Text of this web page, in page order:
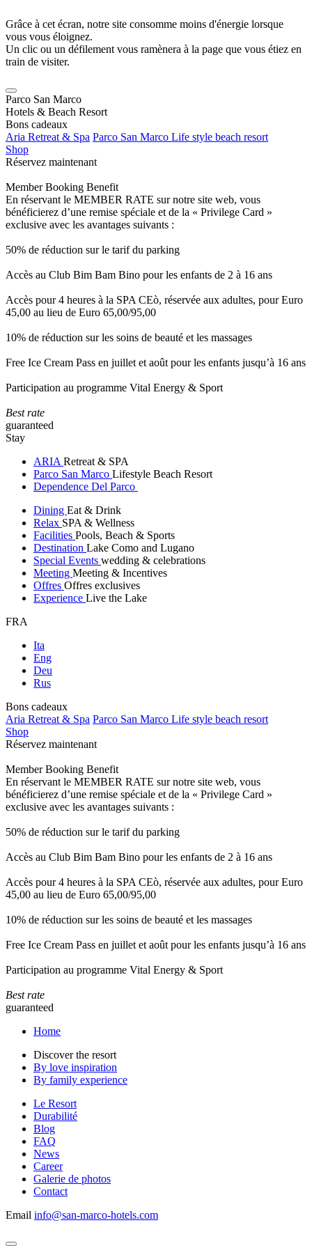
Grâce à cet écran, notre site consomme moins d'énergie lorsque
vous vous éloignez.
Un clic ou un défilement vous ramènera à la page que vous étiez en
train de visiter.
Parco San Marco
Hotels & Beach Resort
Bons cadeaux
Aria Retreat & Spa Parco San Marco Life style beach resort
Shop
Réservez maintenant
Member Booking Benefit
En réservant le MEMBER RATE sur notre site web, vous
bénéficierez d’une remise spéciale et de la « Privilege Card »
exclusive avec les avantages suivants :
50% de réduction sur le tarif du parking
Accès au Club Bim Bam Bino pour les enfants de 2 à 16 ans
Accès pour 4 heures à la SPA CEò, réservée aux adultes, pour Euro
45,00 au lieu de Euro 65,00/95,00
10% de réduction sur les soins de beauté et les massages
Free Ice Cream Pass en juillet et août pour les enfants jusqu’à 16 ans
Participation au programme Vital Energy & Sport
Best rate
guaranteed
Stay
ARIA Retreat & SPA
Parco San Marco Lifestyle Beach Resort
Dependence Del Parco
Dining Eat & Drink
Relax SPA & Wellness
Facilities Pools, Beach & Sports
Destination Lake Como and Lugano
Special Events wedding & celebrations
Meeting Meeting & Incentives
Offres Offres exclusives
Experience Live the Lake
FRA
Ita
Eng
Deu
Rus
Bons cadeaux
Aria Retreat & Spa Parco San Marco Life style beach resort
Shop
Réservez maintenant
Member Booking Benefit
En réservant le MEMBER RATE sur notre site web, vous
bénéficierez d’une remise spéciale et de la « Privilege Card »
exclusive avec les avantages suivants :
50% de réduction sur le tarif du parking
Accès au Club Bim Bam Bino pour les enfants de 2 à 16 ans
Accès pour 4 heures à la SPA CEò, réservée aux adultes, pour Euro
45,00 au lieu de Euro 65,00/95,00
10% de réduction sur les soins de beauté et les massages
Free Ice Cream Pass en juillet et août pour les enfants jusqu’à 16 ans
Participation au programme Vital Energy & Sport
Best rate
guaranteed
Home
Discover the resort
By love inspiration
By family experience
Le Resort
Durabilité
Blog
FAQ
News
Career
Galerie de photos
Contact
Email info@san-marco-hotels.com